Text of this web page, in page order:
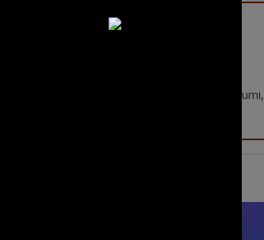
sellel, et meie sünnihetkel alustavad kõik
Kõik tsüklid alustavad liikumist meie
Pärast seda kui tsükkel on saavutanud
Kui tsükkel on saavutanud miinimumi,